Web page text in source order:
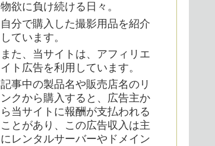
物欲に負け続ける日々。
自分で購入した撮影用品を紹介
しています。
また、当サイトは、アフィリエ
イト広告を利用しています。
記事中の製品名や販売店名のリ
ンクから購入すると、広告主か
ら当サイトに報酬が支払われる
ことがあり、この広告収入は主
にレンタルサーバーやドメイン